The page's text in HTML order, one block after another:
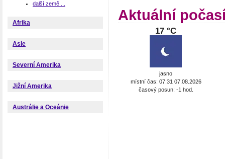
další země ...
Afrika
Asie
Severní Amerika
Jižní Amerika
Austrálie a Oceánie
Aktuální
17 °C
jasno
místní čas: 07:31 07.08.2026
časový posun: -1 hod.